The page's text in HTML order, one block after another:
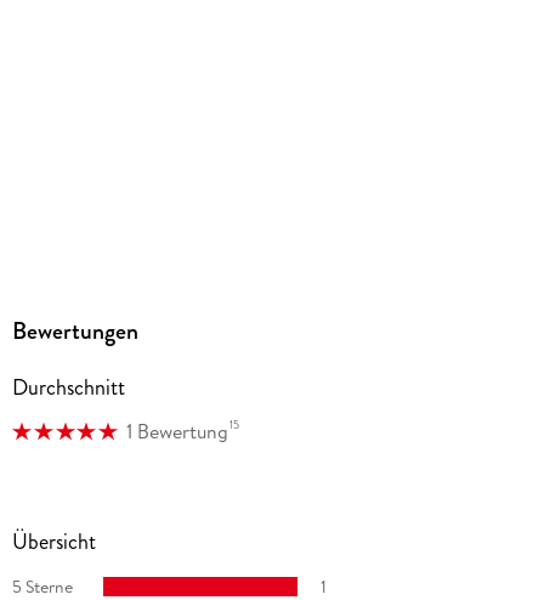
Bewertungen
Durchschnitt
1 Bewertung15
Übersicht
5 Sterne
1